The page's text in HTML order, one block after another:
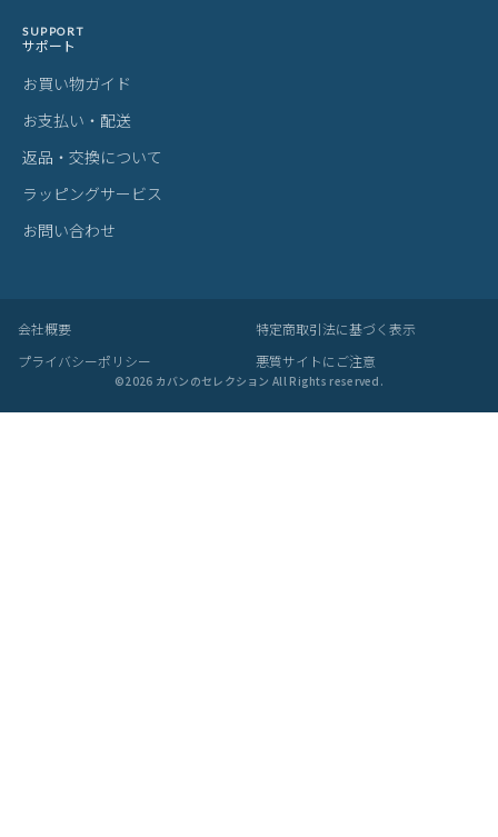
SUPPORT
サポート
お買い物ガイド
お支払い・配送
返品・交換について
ラッピングサービス
お問い合わせ
会社概要
特定商取引法に基づく表示
プライバシーポリシー
悪質サイトにご注意
©2026 カバンのセレクション All Rights reserved.